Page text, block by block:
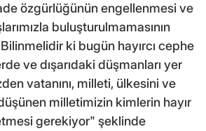
özgürlüğünün engellenmesi ve
buluşturulmamasının
ki bugün hayırcı cephe
ve dışarıdaki düşmanları yer
vatanını, milleti, ülkesini ve
milletimizin kimlerin hayır
gerekiyor" şeklinde